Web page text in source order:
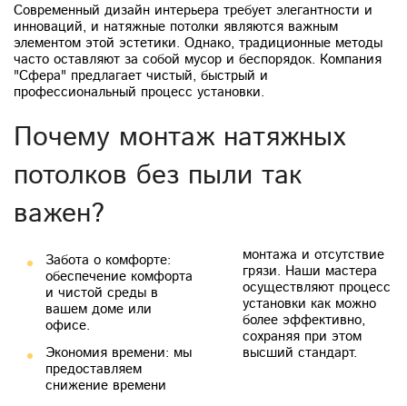
Современный дизайн интерьера требует элегантности и
инноваций, и натяжные потолки являются важным
элементом этой эстетики. Однако, традиционные методы
часто оставляют за собой мусор и беспорядок. Компания
"Сфера" предлагает чистый, быстрый и
профессиональный процесс установки.
Почему монтаж натяжных
потолков без пыли так
важен?
Забота о комфорте:
обеспечение комфорта
и чистой среды в
вашем доме или
офисе.
Экономия времени: мы
предоставляем
снижение времени
монтажа и отсутствие
грязи. Наши мастера
осуществляют процесс
установки как можно
более эффективно,
сохраняя при этом
высший стандарт.